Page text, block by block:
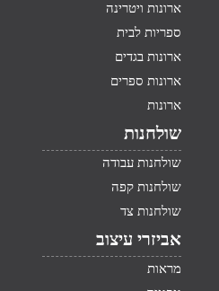
ארונות ויטרינה
ספריות לבית
ארונות בגדים
ארונות ספרים
ארונות
שולחנות
שולחנות עבודה
שולחנות קפה
שולחנות צד
אביזרי עיצוב
מראות